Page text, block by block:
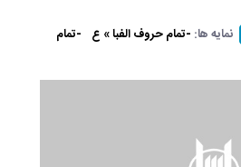
نمایه ها: -تمام حروف الفبا » ع -تمام